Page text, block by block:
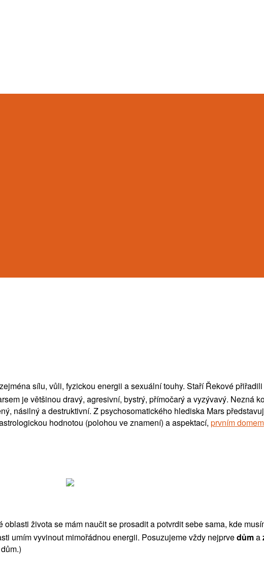
sílu, vůli, fyzickou energii a sexuální touhy. Staří Řekové
je většinou dravý, agresivní, bystrý, přímočarý a vyzývavý. Nezná
násilný a destruktivní. Z psychosomatického hlediska Mars
hodnotou (polohou ve znamení) a aspektací, prvním domem
života se mám naučit se prosadit a potvrdit sebe sama, kde
umím vyvinout mimořádnou energii. Posuzujeme vždy nejprvedůma